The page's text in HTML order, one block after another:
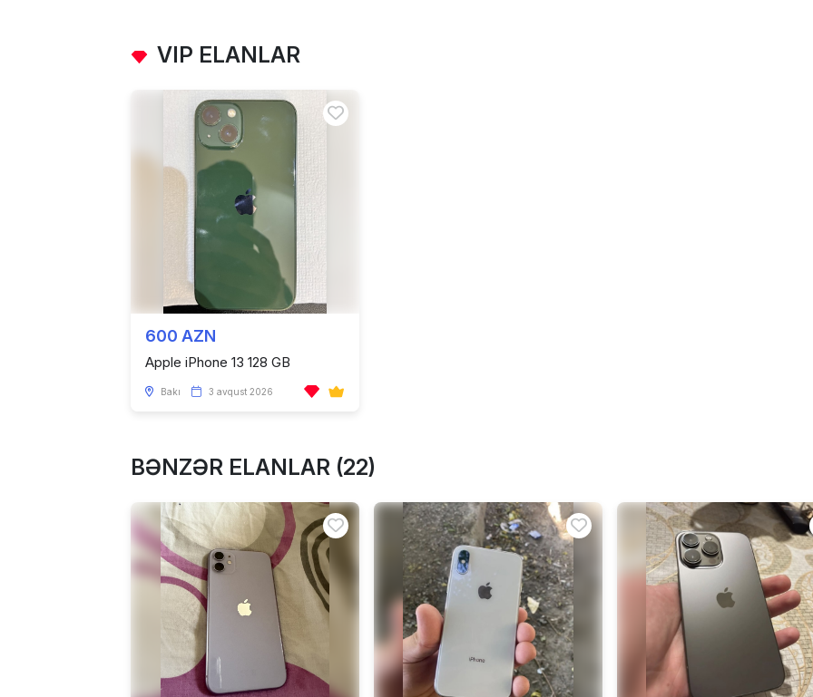
VIP ELANLAR
600 AZN
Apple iPhone 13 128 GB
Bakı 3 avqust 2026
BƏNZƏR ELANLAR (22)